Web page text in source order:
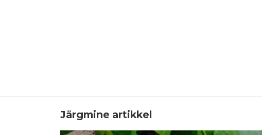
Järgmine artikkel